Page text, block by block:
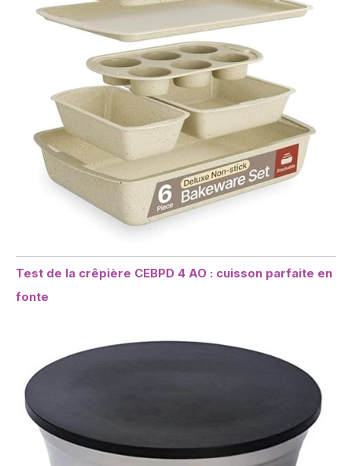
Test de la crêpière CEBPD 4 AO : cuisson parfaite en
fonte